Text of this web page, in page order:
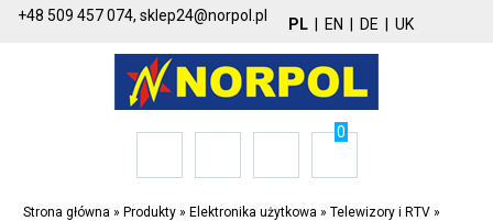
+48 509 457 074,sklep24@norpol.pl PL EN DE UK
0
Strona główna » Produkty » Elektronika użytkowa »Telewizory i RTV »